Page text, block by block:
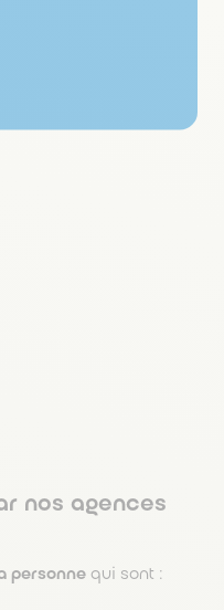
nos agences
personne qui sont :